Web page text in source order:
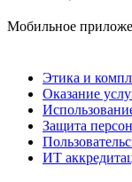
Мобильное
Этика и
Оказание
Защита
ИТ